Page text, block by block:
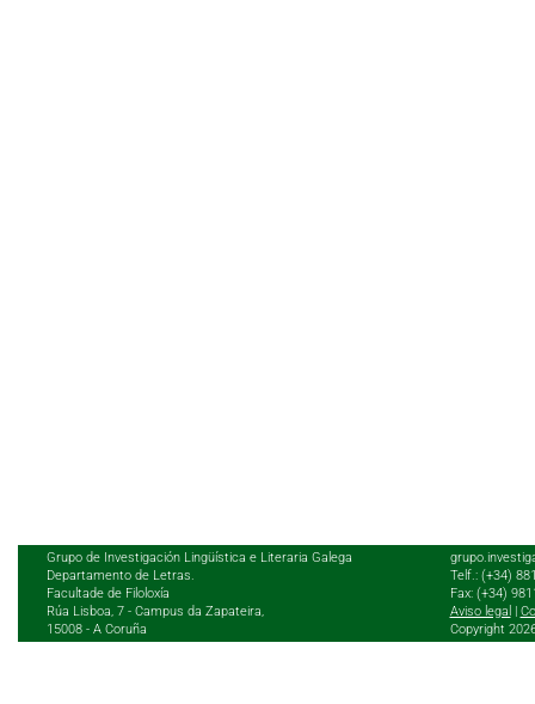
Grupo de Investigación Lingüística e Literaria Galega
Departamento de Letras.
Facultade de Filoloxía
Rúa Lisboa, 7 - Campus da Zapateira,
15008 - A Coruña
Telf.: (+34)
Fax: (+34)
Aviso legal
Copyright